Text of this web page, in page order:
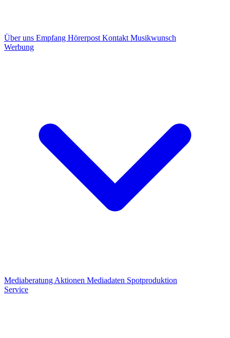
Über uns Empfang Hörerpost Kontakt Musikwunsch
Werbung
Mediaberatung Aktionen Mediadaten Spotproduktion
Service